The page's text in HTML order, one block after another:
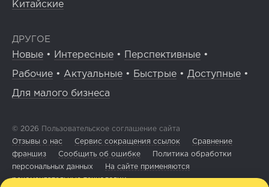
Китайские
ДРУГОЕ
Новые • Интересные • Перспективные •
Рабочие • Актуальные • Быстрые • Доступные •
Для малого бизнеса
© 2026 Пользовательское соглашение сайта
Отзывы о нас
Сервис сокращения ссылок
Сравнение
франшиз
Сообщить об ошибке
Политика обработки
персональных данных
На сайте применяются
рекомендательные технологии